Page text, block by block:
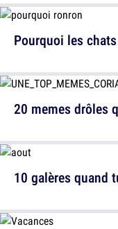
Pourquoi les
10 galères quand
20 memes drôles